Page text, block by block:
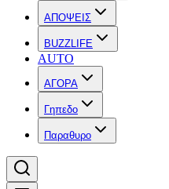
ΑΠΟΨΕΙΣ
BUZZLIFE
AUTO
ΑΓΟΡΑ
Γηπεδο
Παραθυρο